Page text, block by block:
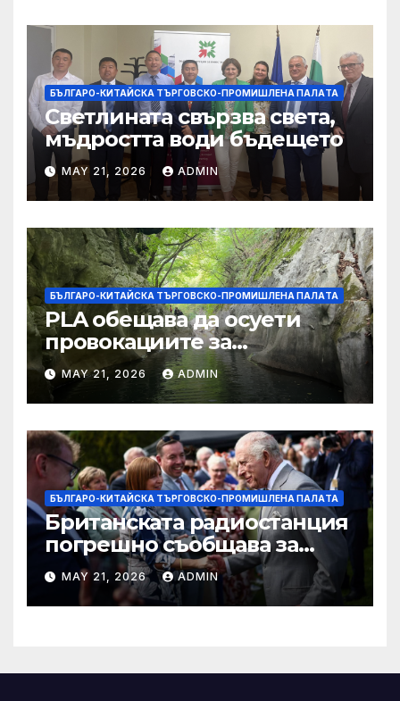
БЪЛГАРО-КИТАЙСКА ТЪРГОВСКО-ПРОМИШЛЕНА ПАЛAТА
Светлината свързва света,
мъдростта води бъдещето
MAY 21, 2026 ADMIN
БЪЛГАРО-КИТАЙСКА ТЪРГОВСКО-ПРОМИШЛЕНА ПАЛAТА
PLA обещава да осуети
провокациите за
„независимост на Тайван“.
MAY 21, 2026 ADMIN
БЪЛГАРО-КИТАЙСКА ТЪРГОВСКО-ПРОМИШЛЕНА ПАЛAТА
Британската радиостанция
погрешно съобщава за
смъртта на крал Чарлз
MAY 21, 2026 ADMIN